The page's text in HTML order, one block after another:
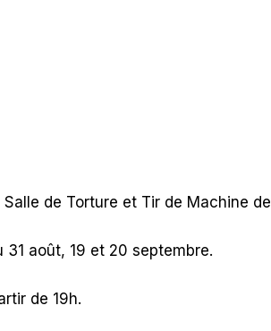
de Torture et Tir de Machine de
août, 19 et 20 septembre.
de 19h.